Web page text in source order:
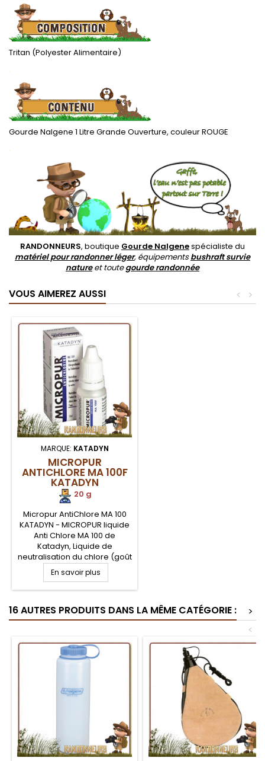
Tritan (Polyester Alimentaire)
.
Gourde Nalgene 1 Litre Grande Ouverture, couleur ROUGE
.
RANDONNEURS, boutique Gourde Nalgenespécialiste du
matériel pour randonner léger, équipementsbushraft survie
natureet toutegourde randonnée
VOUS AIMEREZ AUSSI >
<
MARQUE: KATADYN
MICROPUR
ANTICHLORE MA 100F
KATADYN
20 g
Micropur AntiChlore MA 100
KATADYN - MICROPUR liquide
Anti Chlore MA 100 de
Katadyn, Liquide de
neutralisation du chlore (goût
et odeur) contenu dans l'eau
après traitement chimique. Le
MICROPUR Antichlore MA 100
après la purification de votre
eau avec MICROPUR Forte
En savoir plus
16 AUTRES PRODUITS DANS LA MÊME CATÉGORIE :
>
<